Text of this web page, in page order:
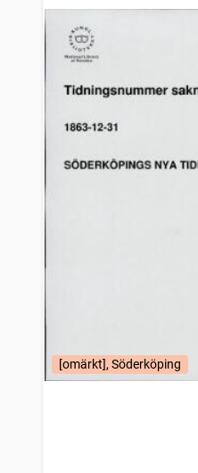
Enköpings weckoblad
träffar
Karlshamns allehanda
träffar
Wimmerby weckotidning
träffar
Linköpings tidning
träffar
Norrteljebladet (Norrtälje :
träffar
träffar
Jönköpingsbladet
[omärkt], Söderköping